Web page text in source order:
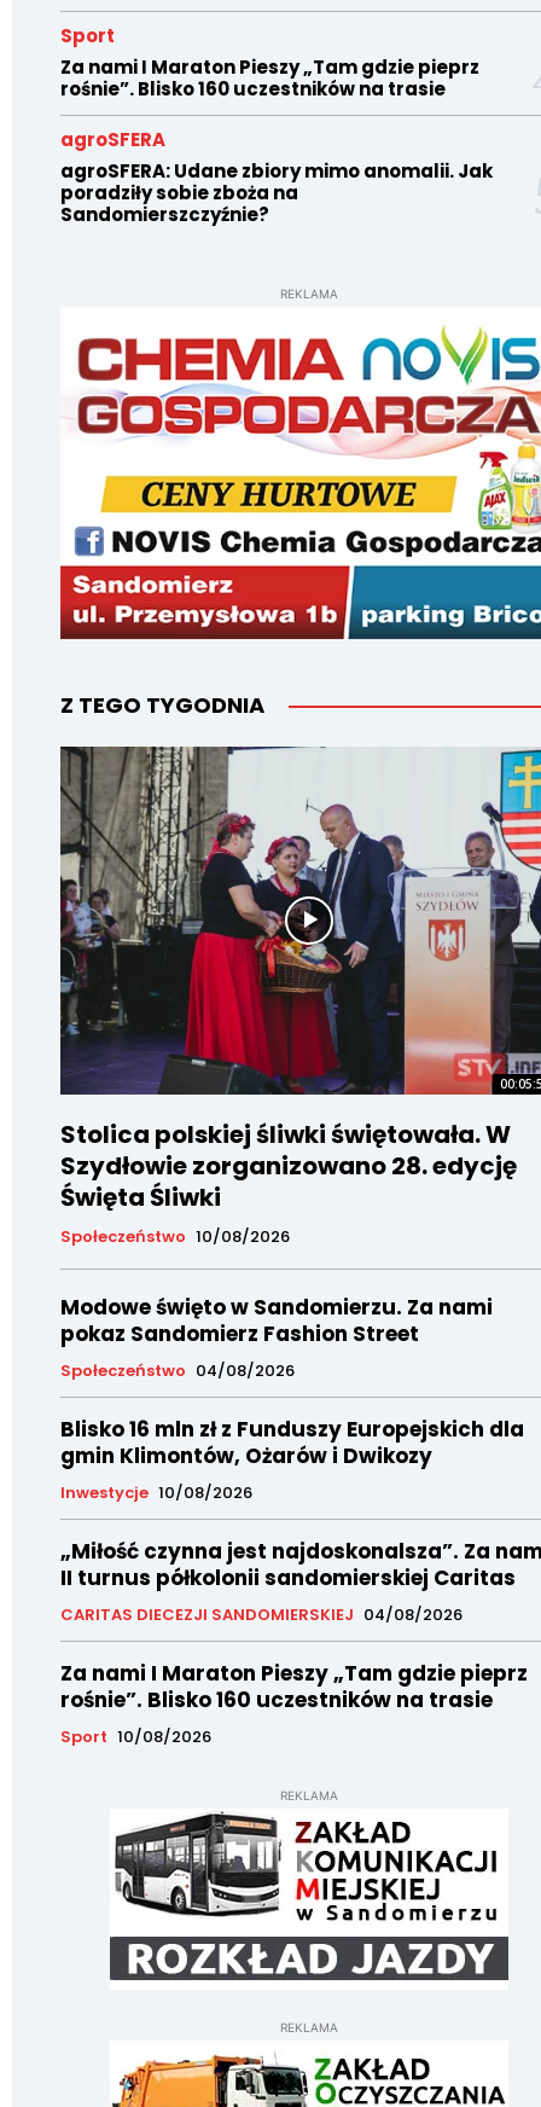
Sport
Za nami I Maraton Pieszy „Tam gdzie pieprz
rośnie”. Blisko 160 uczestników na trasie
agroSFERA
agroSFERA: Udane zbiory mimo anomalii. Jak
poradziły sobie zboża na
Sandomierszczyźnie?
REKLAMA
Z TEGO TYGODNIA
Stolica polskiej śliwki świętowała. W
Szydłowie zorganizowano 28. edycję
Święta Śliwki
Społeczeństwo 10/08/2026
Modowe święto w Sandomierzu. Za nami
pokaz Sandomierz Fashion Street
Społeczeństwo 04/08/2026
Blisko 16 mln zł z Funduszy Europejskich dla
gmin Klimontów, Ożarów i Dwikozy
Inwestycje 10/08/2026
„Miłość czynna jest najdoskonalsza”. Za
II turnus półkolonii sandomierskiej Caritas
CARITAS DIECEZJI SANDOMIERSKIEJ 04/08/2026
Za nami I Maraton Pieszy „Tam gdzie pieprz
rośnie”. Blisko 160 uczestników na trasie
Sport 10/08/2026
REKLAMA
REKLAMA